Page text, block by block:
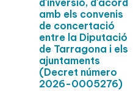
d'inversió, d'acord
amb els convenis
de concertació
entre la Diputació
de Tarragona i els
ajuntaments
(Decret número
2026-0005276)